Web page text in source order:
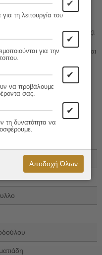
Λεμονή και ζει μαζί
φόβους και ελπίδα.
δύναμη της αναγέννησης και
πάντα τον τρόπο να
✔
τη λειτουργία του
✔
για την
✔
να προβάλουμε
σας.
✔
τη δυνατότητα να
Αποδοχή Όλων